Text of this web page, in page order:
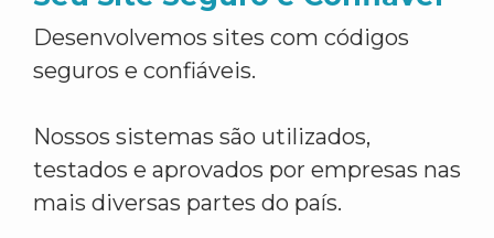
Desenvolvemos sites com códigos
seguros e confiáveis.
Nossos sistemas são utilizados,
testados e aprovados por empresas nas
mais diversas partes do país.